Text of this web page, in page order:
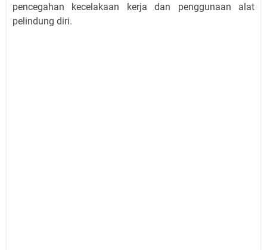
pencegahan kecelakaan kerja dan penggunaan alat
pelindung diri.